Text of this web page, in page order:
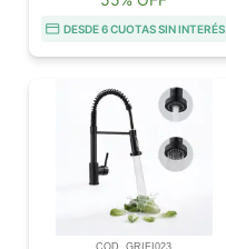
DESDE 6 CUOTAS SIN INTERÉS